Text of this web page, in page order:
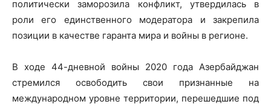
политически заморозила конфликт, утвердилась в
роли его единственного модератора и закрепила
позиции в качестве гаранта мира и войны в регионе.
В ходе 44-дневной войны 2020 года Азербайджан
стремился освободить свои признанные на
международном уровне территории, перешедшие под